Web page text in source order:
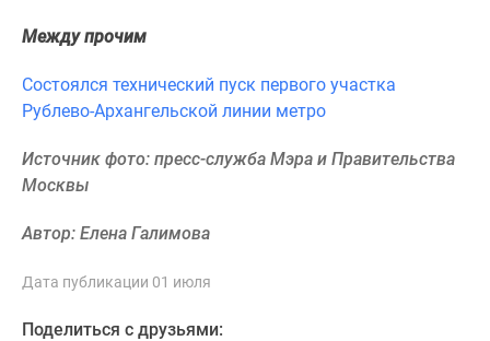
Ипотечный
Семейная
ипотека
ипотека
Банки
программы
Медиа
недвижимости
Между прочим
Состоялся технический пуск первого участка
Рублево-Архангельской линии метро
Источник фото: пресс-служба Мэра и Правительства
Москвы
Автор: Елена Галимова
Дата публикации 01 июля
Поделиться с друзьями: